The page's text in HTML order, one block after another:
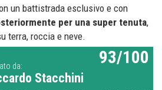
un battistrada esclusivo e con
per una super tenuta,
terra, roccia e neve.
da:
Stacchini
93/100